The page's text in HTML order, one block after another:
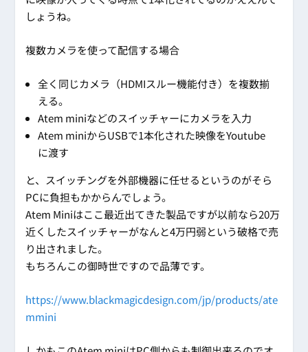
しょうね。
複数カメラを使って配信する場合
全く同じカメラ（HDMIスルー機能付き）を複数揃
える。
Atem miniなどのスイッチャーにカメラを入力
Atem miniからUSBで1本化された映像をYoutube
に渡す
と、スイッチングを外部機器に任せるというのがそら
PCに負担もかからんでしょう。
Atem Miniはここ最近出てきた製品ですが以前なら20万
近くしたスイッチャーがなんと4万円弱という破格で売
り出されました。
もちろんこの御時世ですので品薄です。
https://www.blackmagicdesign.com/jp/products/ate
mmini